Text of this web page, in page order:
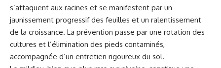
s’attaquent aux racines et se manifestent par un
jaunissement progressif des feuilles et un ralentissement
de la croissance. La prévention passe par une rotation des
cultures et l’élimination des pieds contaminés,
accompagnée d’un entretien rigoureux du sol.